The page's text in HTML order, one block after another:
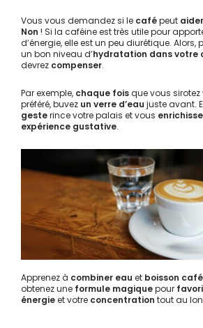
Vous vous demandez si le cafépeut aider
Non ! Si la caféine est très utile pour
d’énergie, elle est un peu diurétique. Alors,
un bon niveau d’hydratation dans votre
devrez compenser.
Par exemple, chaque foisque vous sirotez
préféré, buvez un verre d’eau juste avant.
gesterince votre palais et vous
expérience gustative.
Apprenez à combiner eau et boisson
obtenez une formule magiquepour
énergieet votre concentration tout au